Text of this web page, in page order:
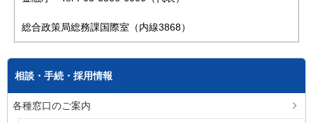
総合政策局総務課国際室（内線3868）
相談・手続・採用情報
各種窓口のご案内